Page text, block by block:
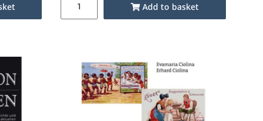
Add to basket